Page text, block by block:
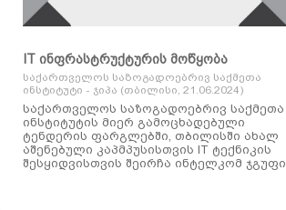
IT ინფრასტრუქტურის მოწყობა
საქართველოს საზოგადოებრივ საქმეთა
ინსტიტუტი - ჯიპა (თბილისი, 21.06.2024)
საქართველოს საზოგადოებრივ საქმეთა
ინსტიტუტის მიერ გამოცხადებული
ტენდერის ფარგლებში, თბილისში ახალ
აშენებული კაპმპუსისთვის IT ტექნიკის
შესყიდვისთვის შეირჩა ინტელკომ ჯგუფი.